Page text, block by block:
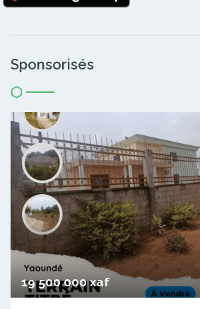
Sponsorisés
19 500 000 xaf